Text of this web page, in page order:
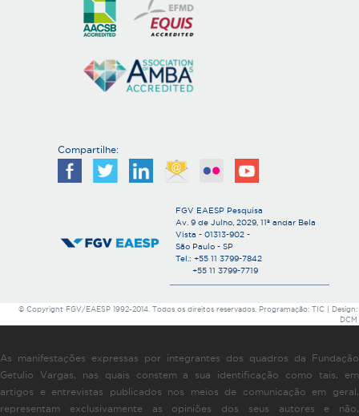
Compartilhe:
FGV EAESP Pesquisa
Av. 9 de Julho, 2029, 11º andar Bela
Vista - 01313-902 -
São Paulo - SP
Tel.: +55 11 3799-7842
+55 11 3799-7719
© Copyright FGV/EAESP 1992-2014. Todos os direitos reservados. Programação: TIC | Design:
DCM
As manifestações expressas por integrantes dos quadros da Fundação
Getulio Vargas, nas quais constem a sua identificação como tais, em
artigos e entrevistas publicados nos meios de comunicação em geral,
representam exclusivamente as opiniões dos seus autores e não,